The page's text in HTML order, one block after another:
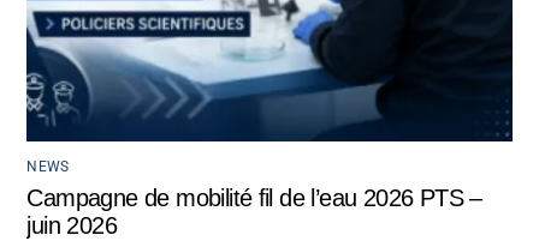
NEWS
Campagne de mobilité fil de l’eau 2026 PTS –
juin 2026